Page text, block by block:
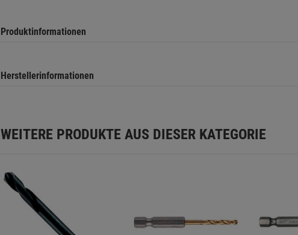
Produktinformationen
Herstellerinformationen
WEITERE PRODUKTE AUS DIESER KATEGORIE